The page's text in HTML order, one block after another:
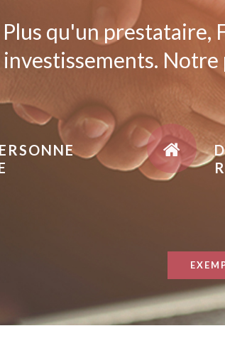
Plus qu'un prestataire,
investissements.